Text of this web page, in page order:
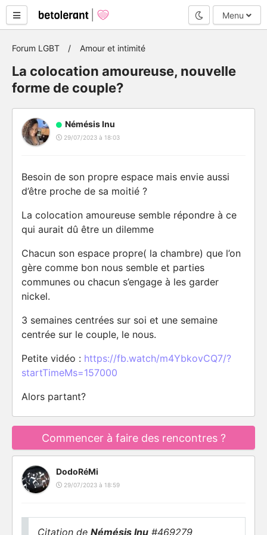
Mode nuit
Menu
Forum LGBT Amour et intimité
La colocation amoureuse, nouvelle
forme de couple?
Némésis Inu
29/07/2023 à 18:03
Besoin de son propre espace mais envie aussi
d’être proche de sa moitié ?
La colocation amoureuse semble répondre à ce
qui aurait dû être un dilemme
Chacun son espace propre( la chambre) que l’on
gère comme bon nous semble et parties
communes ou chacun s’engage à les garder
nickel.
3 semaines centrées sur soi et une semaine
centrée sur le couple, le nous.
Petite vidéo : https://fb.watch/m4YbkovCQ7/?
startTimeMs=157000
Alors partant?
Commencer à faire des rencontres ?
DodoRéMi
29/07/2023 à 18:59
Citation de Némésis Inu #469279